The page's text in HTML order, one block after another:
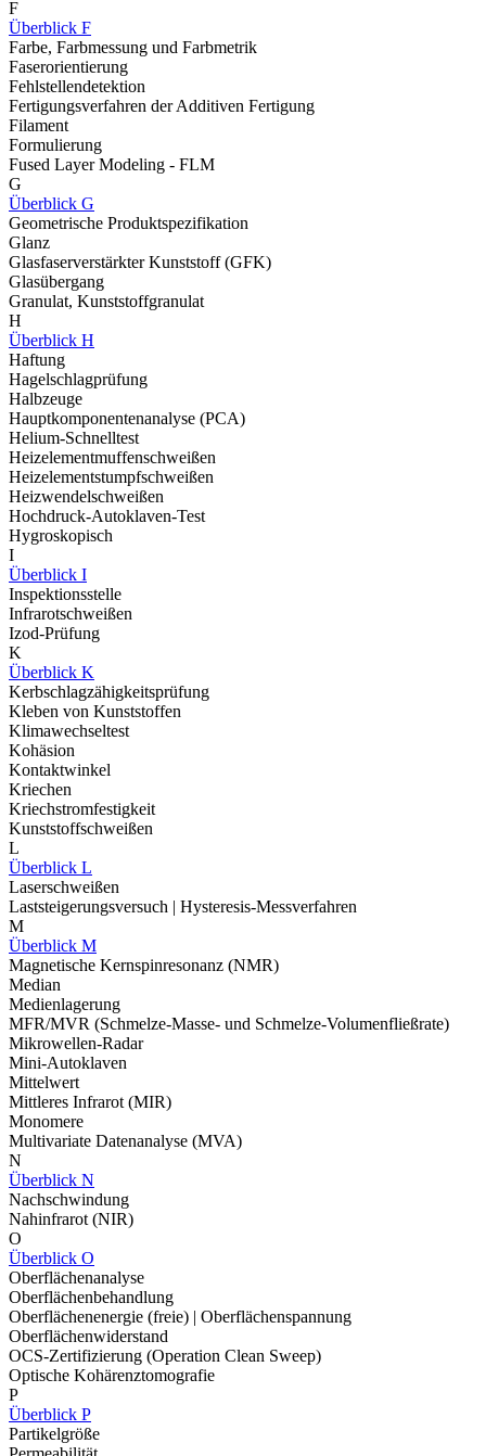
F
Überblick F
Farbe, Farbmessung und Farbmetrik
Faserorientierung
Fehlstellendetektion
Fertigungsverfahren der Additiven Fertigung
Filament
Formulierung
Fused Layer Modeling - FLM
G
Überblick G
Geometrische Produktspezifikation
Glanz
Glasfaserverstärkter Kunststoff (GFK)
Glasübergang
Granulat, Kunststoffgranulat
H
Überblick H
Haftung
Hagelschlagprüfung
Halbzeuge
Hauptkomponentenanalyse (PCA)
Helium-Schnelltest
Heizelementmuffenschweißen
Heizelementstumpfschweißen
Heizwendelschweißen
Hochdruck-Autoklaven-Test
Hygroskopisch
I
Überblick I
Inspektionsstelle
Infrarotschweißen
Izod-Prüfung
K
Überblick K
Kerbschlagzähigkeitsprüfung
Kleben von Kunststoffen
Klimawechseltest
Kohäsion
Kontaktwinkel
Kriechen
Kriechstromfestigkeit
Kunststoffschweißen
L
Überblick L
Laserschweißen
Laststeigerungsversuch | Hysteresis-Messverfahren
M
Überblick M
Magnetische Kernspinresonanz (NMR)
Median
Medienlagerung
MFR/MVR (Schmelze-Masse- und Schmelze-Volumenfließrate)
Mikrowellen-Radar
Mini-Autoklaven
Mittelwert
Mittleres Infrarot (MIR)
Monomere
Multivariate Datenanalyse (MVA)
N
Überblick N
Nachschwindung
Nahinfrarot (NIR)
O
Überblick O
Oberflächenanalyse
Oberflächenbehandlung
Oberflächenenergie (freie) | Oberflächenspannung
Oberflächenwiderstand
OCS-Zertifizierung (Operation Clean Sweep)
Optische Kohärenztomografie
P
Überblick P
Partikelgröße